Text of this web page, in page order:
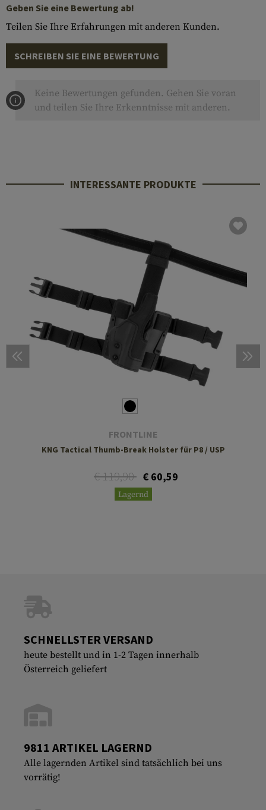
Geben Sie eine Bewertung ab!
Teilen Sie Ihre Erfahrungen mit anderen Kunden.
SCHREIBEN SIE EINE BEWERTUNG
Keine Bewertungen gefunden. Gehen Sie voran
und teilen Sie Ihre Erkenntnisse mit anderen.
INTERESSANTE PRODUKTE
FRONTLINE
KNG Tactical Thumb-Break Holster für P8 / USP
€ 119,90 € 60,59
Lagernd
SCHNELLSTER VERSAND
heute bestellt und in 1-2 Tagen innerhalb
Österreich geliefert
9811 ARTIKEL LAGERND
Alle lagernden Artikel sind tatsächlich bei uns
vorrätig!